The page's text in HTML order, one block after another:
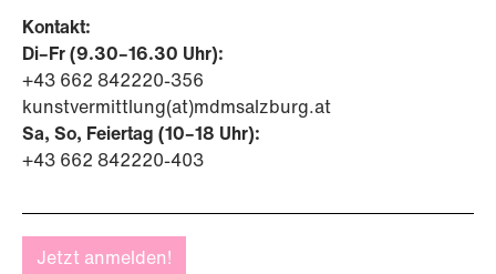
Kontakt:
Di–Fr (9.30–16.30 Uhr):
+43 662 842220-356
kunstvermittlung(at)mdmsalzburg.at
Sa, So, Feiertag (10–18 Uhr):
+43 662 842220-403
Jetzt anmelden!